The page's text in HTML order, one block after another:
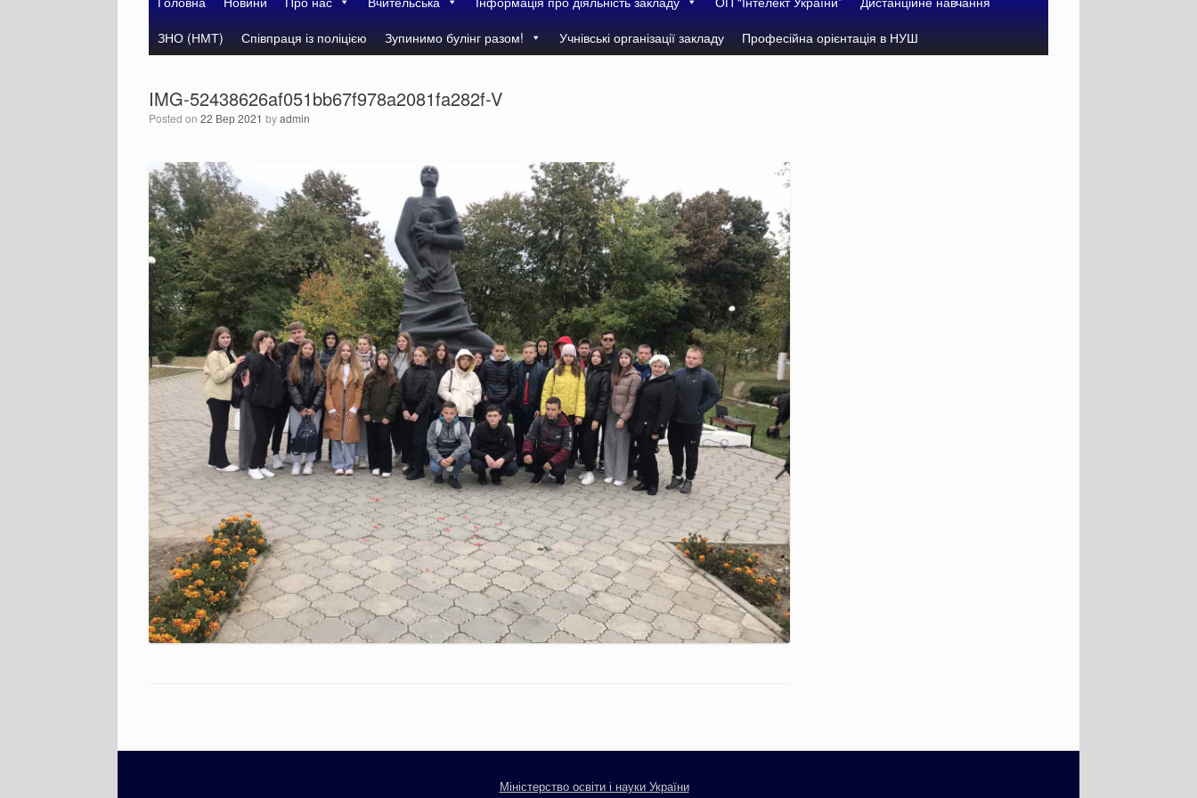
ЗНО (НМТ)
Співпраця із поліцією Зупинимо булінг разом! Учнівські організації закладу Професійна орієнтація в НУШ
IMG-52438626af051bb67f978a2081fa282f-V
Posted on 22 Вер 2021 byadmin
Міністерство освіти і науки України